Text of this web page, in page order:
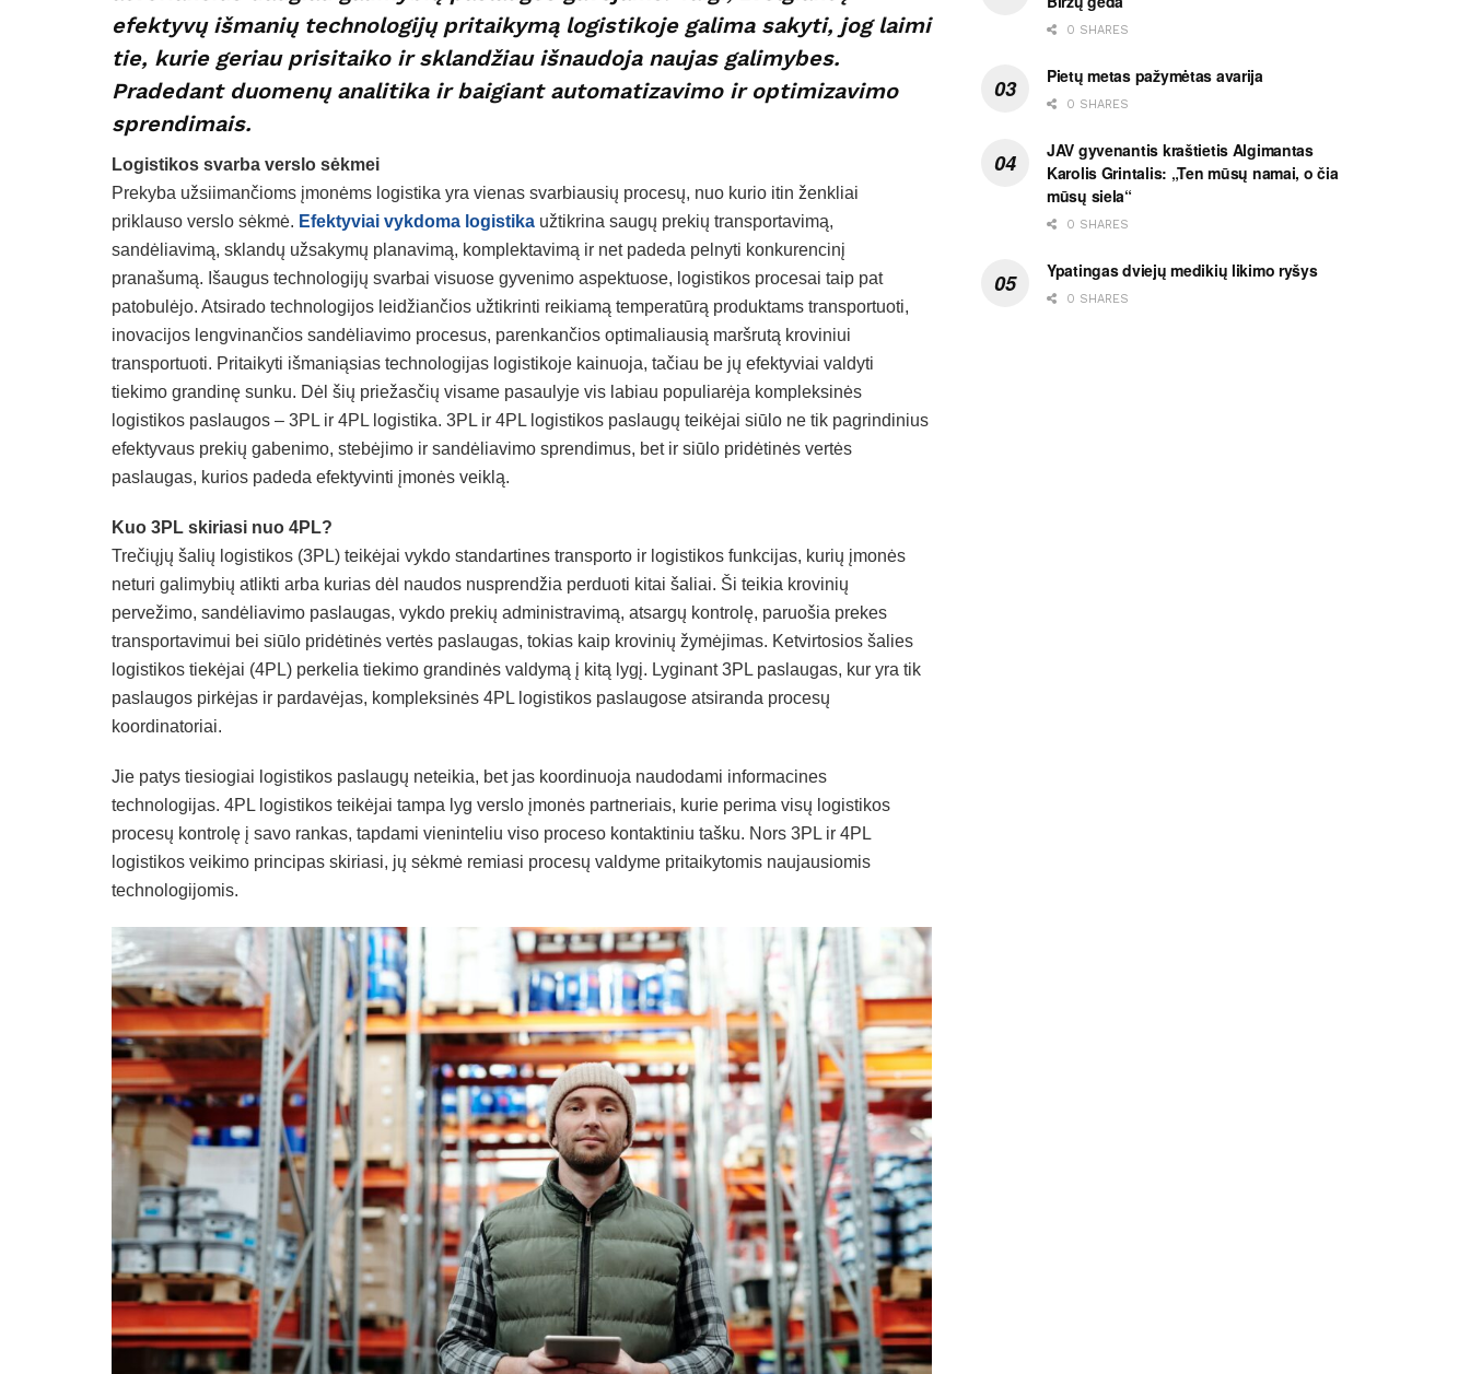
efektyvų išmanių technologijų pritaikymą logistikoje galima sakyti, jog laimi
tie, kurie geriau prisitaiko ir sklandžiau išnaudoja naujas galimybes.
Pradedant duomenų analitika ir baigiant automatizavimo ir optimizavimo
sprendimais.
Logistikos svarba verslo sėkmei
Prekyba užsiimančioms įmonėms logistika yra vienas svarbiausių procesų, nuo kurio itin ženkliai
priklauso verslo sėkmė. Efektyviai vykdoma logistika užtikrina saugų prekių transportavimą,
sandėliavimą, sklandų užsakymų planavimą, komplektavimą ir net padeda pelnyti konkurencinį
pranašumą. Išaugus technologijų svarbai visuose gyvenimo aspektuose, logistikos procesai taip pat
patobulėjo. Atsirado technologijos leidžiančios užtikrinti reikiamą temperatūrą produktams transportuoti,
inovacijos lengvinančios sandėliavimo procesus, parenkančios optimaliausią maršrutą kroviniui
transportuoti. Pritaikyti išmaniąsias technologijas logistikoje kainuoja, tačiau be jų efektyviai valdyti
tiekimo grandinę sunku. Dėl šių priežasčių visame pasaulyje vis labiau populiarėja kompleksinės
logistikos paslaugos – 3PL ir 4PL logistika. 3PL ir 4PL logistikos paslaugų teikėjai siūlo ne tik pagrindinius
efektyvaus prekių gabenimo, stebėjimo ir sandėliavimo sprendimus, bet ir siūlo pridėtinės vertės
paslaugas, kurios padeda efektyvinti įmonės veiklą.
Kuo 3PL skiriasi nuo 4PL?
Trečiųjų šalių logistikos (3PL) teikėjai vykdo standartines transporto ir logistikos funkcijas, kurių įmonės
neturi galimybių atlikti arba kurias dėl naudos nusprendžia perduoti kitai šaliai. Ši teikia krovinių
pervežimo, sandėliavimo paslaugas, vykdo prekių administravimą, atsargų kontrolę, paruošia prekes
transportavimui bei siūlo pridėtinės vertės paslaugas, tokias kaip krovinių žymėjimas. Ketvirtosios šalies
logistikos tiekėjai (4PL) perkelia tiekimo grandinės valdymą į kitą lygį. Lyginant 3PL paslaugas, kur yra tik
paslaugos pirkėjas ir pardavėjas, kompleksinės 4PL logistikos paslaugose atsiranda procesų
koordinatoriai.
Jie patys tiesiogiai logistikos paslaugų neteikia, bet jas koordinuoja naudodami informacines
technologijas. 4PL logistikos teikėjai tampa lyg verslo įmonės partneriais, kurie perima visų logistikos
procesų kontrolę į savo rankas, tapdami vieninteliu viso proceso kontaktiniu tašku. Nors 3PL ir 4PL
logistikos veikimo principas skiriasi, jų sėkmė remiasi procesų valdyme pritaikytomis naujausiomis
technologijomis.
0 SHARES
Pietų metas pažymėtas avarija
0 SHARES
JAV gyvenantis kraštietis Algimantas
Karolis Grintalis: „Ten mūsų namai, o čia
mūsų siela“
0 SHARES
Ypatingas dviejų medikių likimo ryšys
0 SHARES